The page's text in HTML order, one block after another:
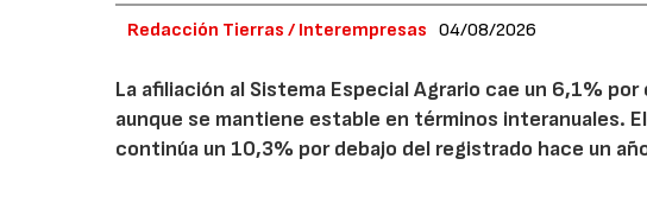
Redacción Tierras / Interempresas 04/08/2026
La afiliación al Sistema Especial Agrario cae un 6,1%
aunque se mantiene estable en términos interanuales.
continúa un 10,3% por debajo del registrado hace un